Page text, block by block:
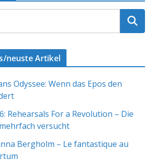
neuste Artikel
Odyssee: Wenn das Epos den
Rehearsals For a Revolution – Die
versucht
Bergholm – Le fantastique au